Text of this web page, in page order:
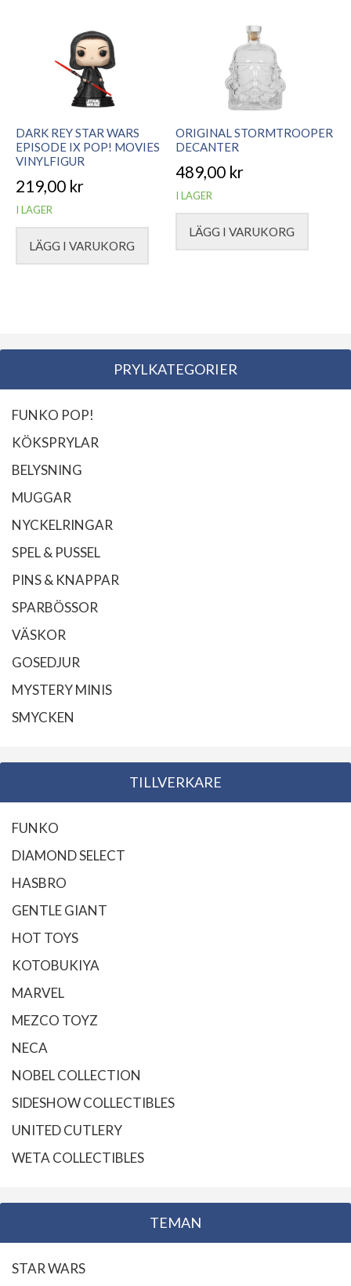
DARK REY STAR WARS
EPISODE IX POP! MOVIES
VINYLFIGUR
219,00 kr
I LAGER
LÄGG I VARUKORG
ORIGINAL STORMTROOPER
DECANTER
489,00 kr
I LAGER
LÄGG I VARUKORG
PRYLKATEGORIER
FUNKO POP!
KÖKSPRYLAR
BELYSNING
MUGGAR
NYCKELRINGAR
SPEL & PUSSEL
PINS & KNAPPAR
SPARBÖSSOR
VÄSKOR
GOSEDJUR
MYSTERY MINIS
SMYCKEN
TILLVERKARE
FUNKO
DIAMOND SELECT
HASBRO
GENTLE GIANT
HOT TOYS
KOTOBUKIYA
MARVEL
MEZCO TOYZ
NECA
NOBEL COLLECTION
SIDESHOW COLLECTIBLES
UNITED CUTLERY
WETA COLLECTIBLES
TEMAN
STAR WARS